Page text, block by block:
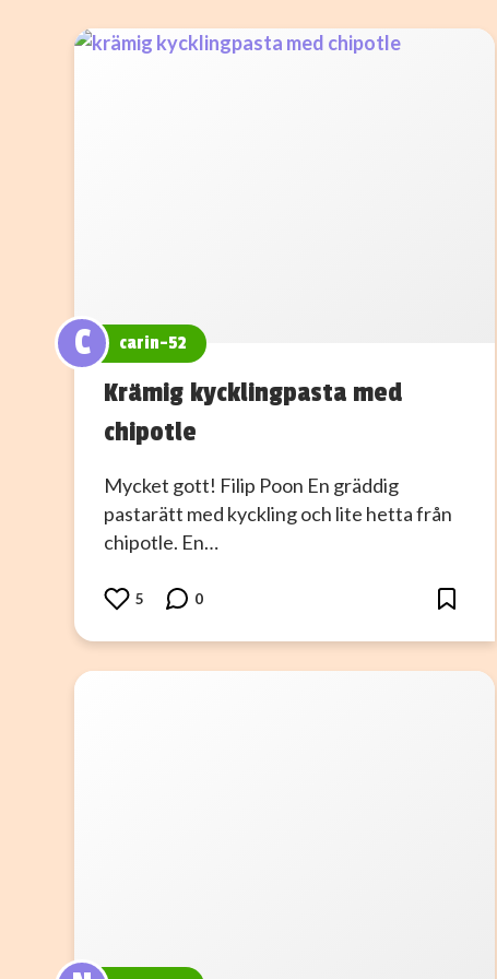
C carin-52
Krämig kycklingpasta med
chipotle
Mycket gott! Filip Poon En gräddig
pastarätt med kyckling och lite hetta från
chipotle. En…
5 0